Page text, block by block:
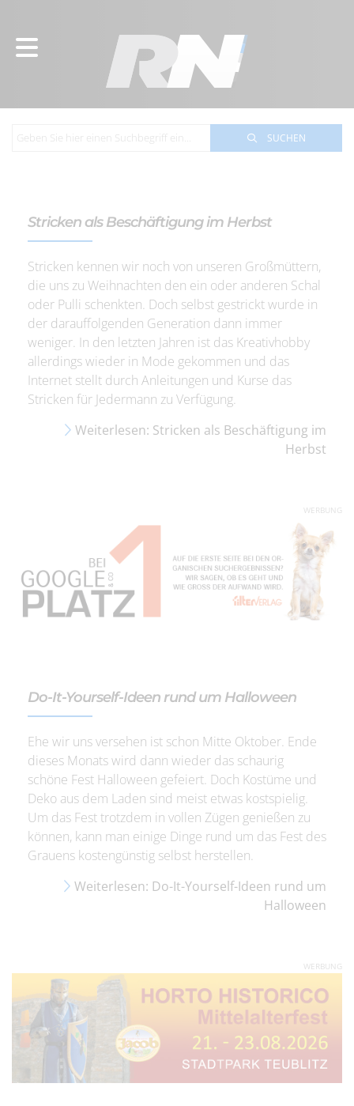
SUCHEN
Stricken als Beschäftigung im Herbst
Stricken kennen wir noch von unseren Großmüttern,
die uns zu Weihnachten den ein oder anderen Schal
oder Pulli schenkten. Doch selbst gestrickt wurde in
der darauffolgenden Generation dann immer
weniger. In den letzten Jahren ist das Kreativhobby
allerdings wieder in Mode gekommen und das
Internet stellt durch Anleitungen und Kurse das
Stricken für Jedermann zu Verfügung.
Weiterlesen: Stricken als Beschäftigung im
Herbst
WERBUNG
Do-It-Yourself-Ideen rund um Halloween
Ehe wir uns versehen ist schon Mitte Oktober. Ende
dieses Monats wird dann wieder das schaurig
schöne Fest Halloween gefeiert. Doch Kostüme und
Deko aus dem Laden sind meist etwas kostspielig.
Um das Fest trotzdem in vollen Zügen genießen zu
können, kann man einige Dinge rund um das Fest des
Grauens kostengünstig selbst herstellen.
Weiterlesen: Do-It-Yourself-Ideen rund um
Halloween
WERBUNG